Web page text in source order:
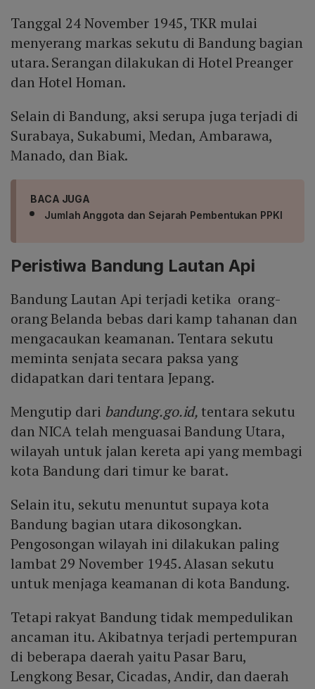
Tanggal 24 November 1945, TKR mulai
menyerang markas sekutu di Bandung bagian
utara. Serangan dilakukan di Hotel Preanger
dan Hotel Homan.
Selain di Bandung, aksi serupa juga terjadi di
Surabaya, Sukabumi, Medan, Ambarawa,
Manado, dan Biak.
BACA JUGA
Jumlah Anggota dan Sejarah Pembentukan PPKI
Peristiwa Bandung Lautan Api
Bandung Lautan Api terjadi ketika orang-
orang Belanda bebas dari kamp tahanan dan
mengacaukan keamanan. Tentara sekutu
meminta senjata secara paksa yang
didapatkan dari tentara Jepang.
Mengutip dari bandung.go.id,tentara sekutu
dan NICA telah menguasai Bandung Utara,
wilayah untuk jalan kereta api yang membagi
kota Bandung dari timur ke barat.
Selain itu, sekutu menuntut supaya kota
Bandung bagian utara dikosongkan.
Pengosongan wilayah ini dilakukan paling
lambat 29 November 1945. Alasan sekutu
untuk menjaga keamanan di kota Bandung.
Tetapi rakyat Bandung tidak mempedulikan
ancaman itu. Akibatnya terjadi pertempuran
di beberapa daerah yaitu Pasar Baru,
Lengkong Besar, Cicadas, Andir, dan daerah